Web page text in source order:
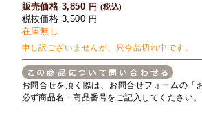
販売価格 3,850 円 (税込)
税抜価格 3,500 円
在庫無し
申し訳ございませんが、只今品切れ中です。
お問合せを頂く際は、お問合せフォームの「
必ず商品名・商品番号をご記入してください。